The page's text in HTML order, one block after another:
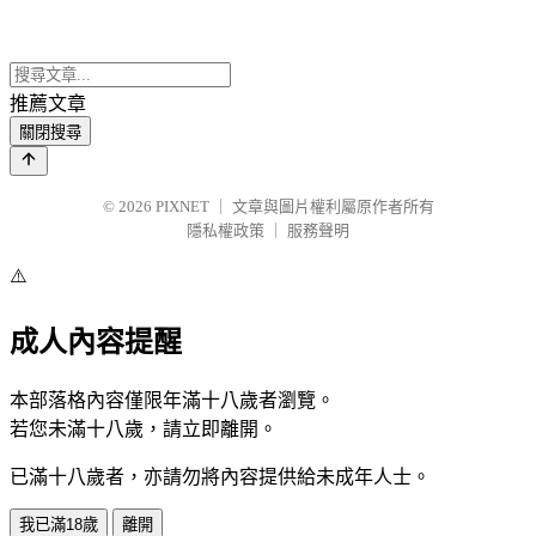
推薦文章
關閉搜尋
© 2026 PIXNET
文章與圖片權利屬原作者所有
隱私權政策
服務聲明
⚠️
成人內容提醒
本部落格內容僅限年滿十八歲者瀏覽。
若您未滿十八歲，請立即離開。
已滿十八歲者，亦請勿將內容提供給未成年人士。
我已滿18歲 離開